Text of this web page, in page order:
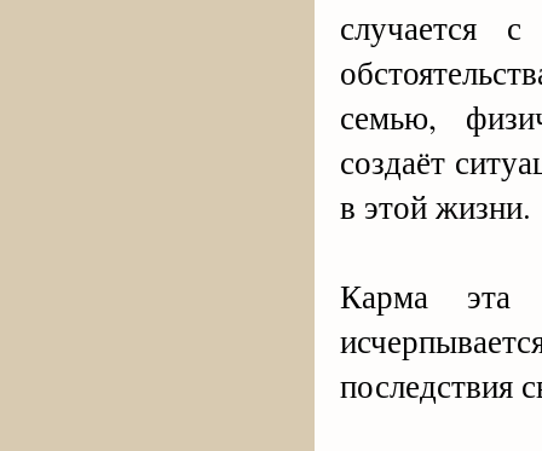
случается
семью,
создаёт
в этой жизни.
Карма эта
последствия